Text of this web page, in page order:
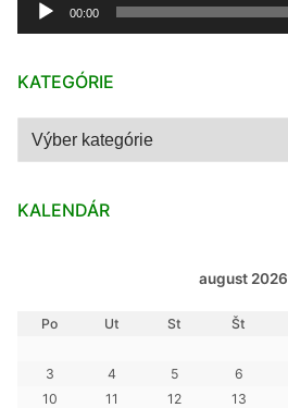
00:00
KATEGÓRIE
Kategórie
KALENDÁR
august 2026
Po Ut St Št
3
4 5 6
10
11 12 13